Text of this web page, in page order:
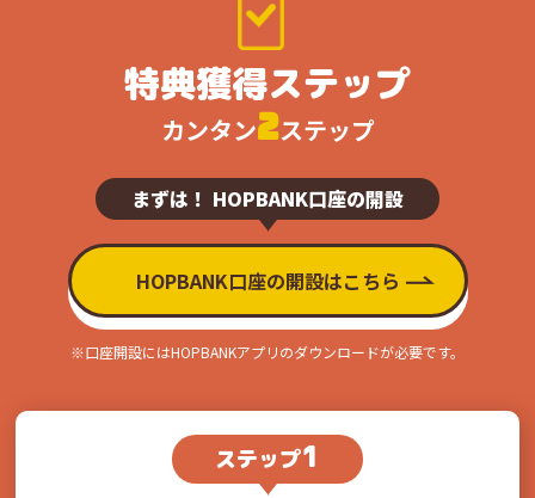
特典獲得ステップ
カンタン2ステップ
まずは！ HOPBANK口座の開設
HOPBANK口座の開設はこちら
※口座開設にはHOPBANKアプリのダウンロードが必要です。
ステップ1